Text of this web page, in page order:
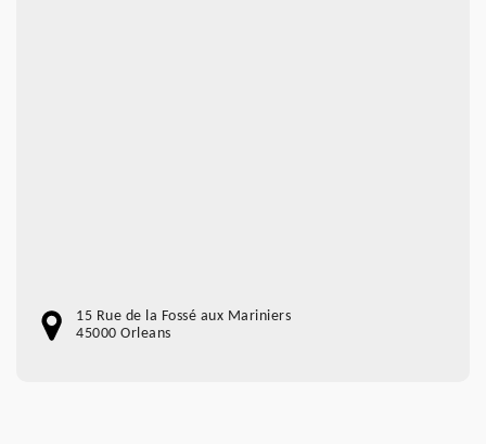
15 Rue de la Fossé aux Mariniers
45000 Orleans